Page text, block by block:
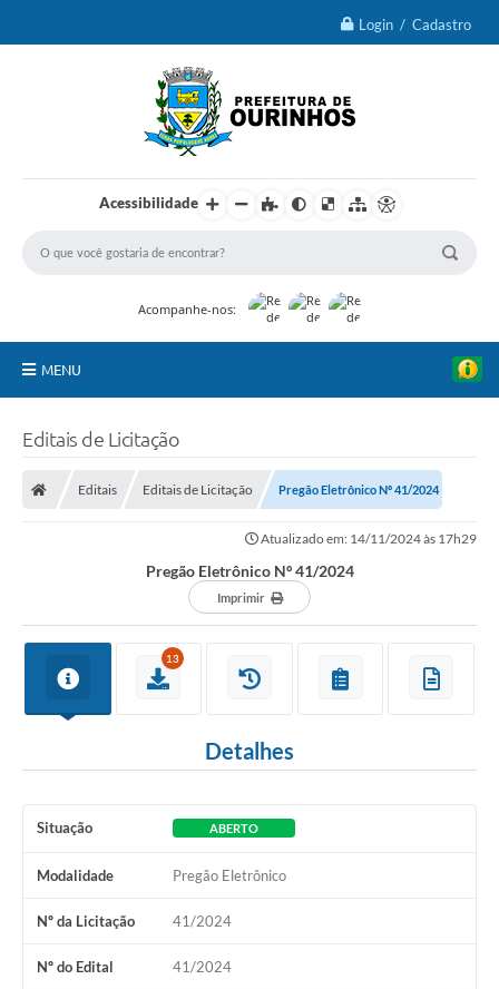
Login / Cadastro
Acessibilidade
Acompanhe-nos:
MENU
Secretarias
Editais de Licitação
Editais Editais de Licitação Pregão Eletrônico Nº 41/2024
Atualizado em: 14/11/2024 às 17h29
Pregão Eletrônico Nº 41/2024
Imprimir
13
Detalhes
Situação ABERTO
Modalidade Pregão Eletrônico
Nº da Licitação 41/2024
Nº do Edital 41/2024